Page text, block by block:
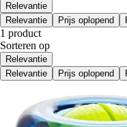
Relevantie
Relevantie
Prijs oplopend
1 product
Sorteren op
Relevantie
Relevantie
Prijs oplopend